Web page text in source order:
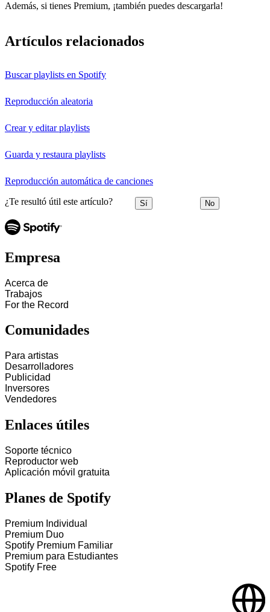
Además, si tienes Premium, ¡también puedes descargarla!
Artículos relacionados
Buscar playlists en Spotify
Reproducción aleatoria
Crear y editar playlists
Guarda y restaura playlists
Reproducción automática de canciones
¿Te resultó útil este artículo? Sí No
Empresa
Acerca de
Trabajos
For the Record
Comunidades
Para artistas
Desarrolladores
Publicidad
Inversores
Vendedores
Enlaces útiles
Soporte técnico
Reproductor web
Aplicación móvil gratuita
Planes de Spotify
Premium Individual
Premium Duo
Spotify Premium Familiar
Premium para Estudiantes
Spotify Free